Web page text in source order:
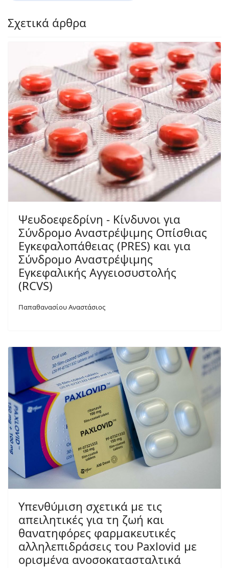
Σχετικά άρθρα
Ψευδοεφεδρίνη - Κίνδυνοι για
Σύνδρομο Αναστρέψιμης Οπίσθιας
Εγκεφαλοπάθειας (PRES) και για
Σύνδρομο Αναστρέψιμης
Εγκεφαλικής Αγγειοσυστολής
(RCVS)
Παπαθανασίου Αναστάσιος
Yπενθύμιση σχετικά με τις
απειλητικές για τη ζωή και
θανατηφόρες φαρμακευτικές
αλληλεπιδράσεις του Paxlovid με
ορισμένα ανοσοκατασταλτικά